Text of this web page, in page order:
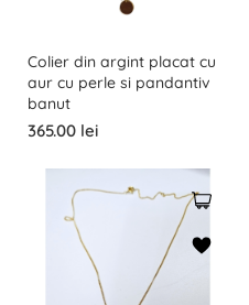
Colier din argint placat cu
aur cu perle si pandantiv
banut
365.00 lei